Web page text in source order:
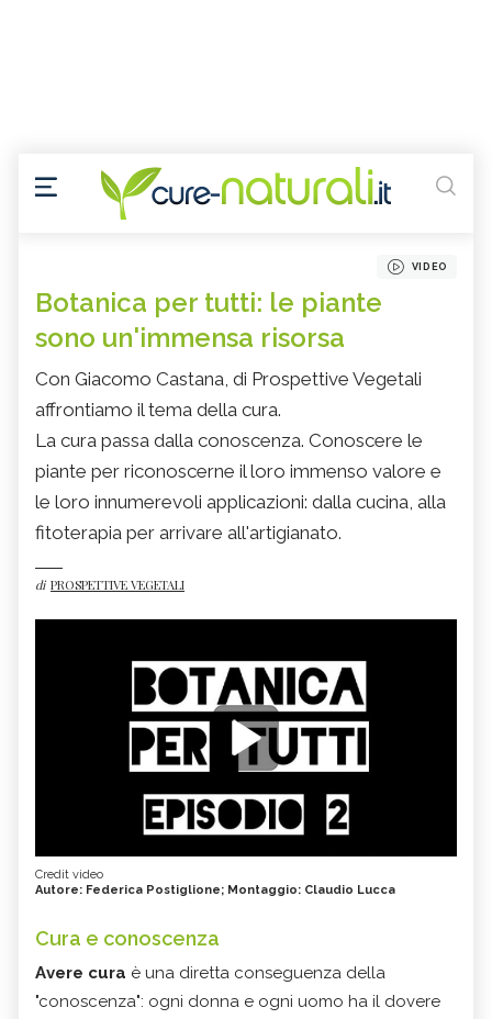
VIDEO
Botanica per tutti: le piante
sono un'immensa risorsa
Con Giacomo Castana, di Prospettive Vegetali
affrontiamo il tema della cura.
La cura passa dalla conoscenza. Conoscere le
piante per riconoscerne il loro immenso valore e
le loro innumerevoli applicazioni: dalla cucina, alla
fitoterapia per arrivare all'artigianato.
di PROSPETTIVE VEGETALI
Credit video
Autore: Federica Postiglione; Montaggio: Claudio Lucca
Cura e conoscenza
Avere cura è una diretta conseguenza della
"conoscenza": ogni donna e ogni uomo ha il dovere